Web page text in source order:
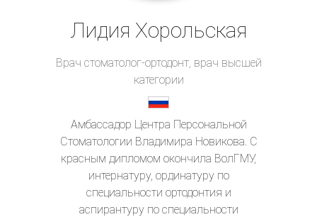
Лидия Хорольская
Врач стоматолог-ортодонт, врач высшей
категории
Амбассадор Центра Персональной
Стоматологии Владимира Новикова. С
красным дипломом окончила ВолГМУ,
интернатуру, ординатуру по
специальности ортодонтия и
аспирантуру по специальности